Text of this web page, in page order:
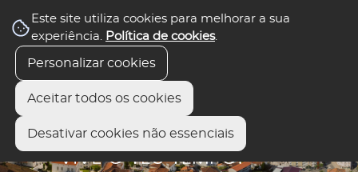
Este site utiliza cookies para melhorar a sua
experiência. Política de cookies.
Personalizar cookies
Aceitar todos os cookies
Desativar cookies não essenciais